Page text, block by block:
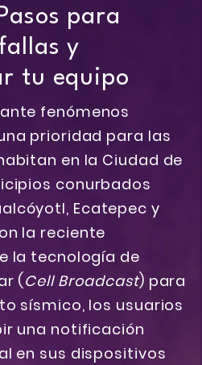
para
y
tu equipo
fenómenos
prioridad para las
en la Ciudad de
conurbados
Ecatepec y
la reciente
la tecnología de
(Cell Broadcast) para
sísmico, los usuarios
una notificación
en sus dispositivos